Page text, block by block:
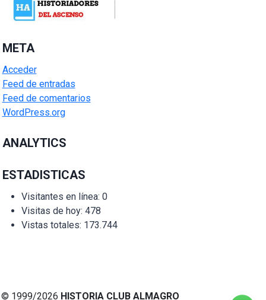
META
Acceder
Feed de entradas
Feed de comentarios
WordPress.org
ANALYTICS
ESTADISTICAS
Visitantes en línea: 0
Visitas de hoy: 478
Vistas totales: 173.744
© 1999/2026 HISTORIA CLUB ALMAGRO